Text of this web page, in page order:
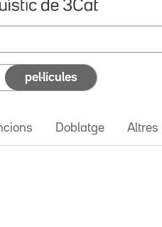
pel·lícules
Doblatge Altres